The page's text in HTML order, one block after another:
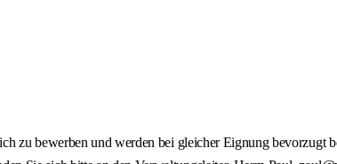
zu bewerben und werden bei gleicher Eignung